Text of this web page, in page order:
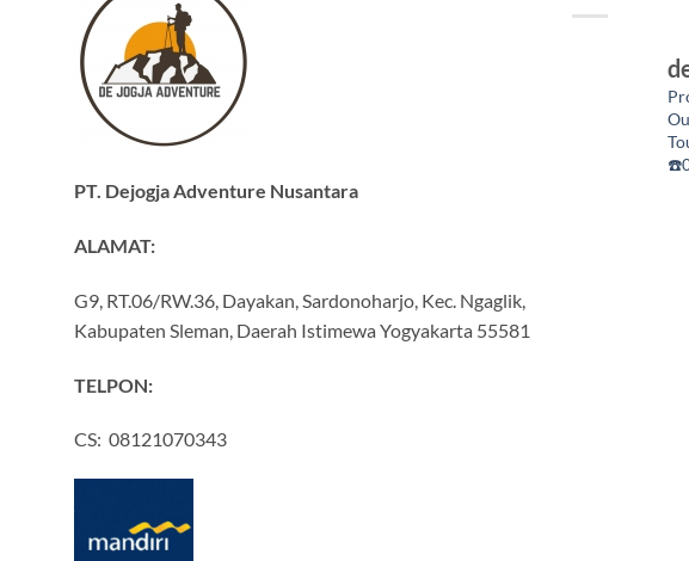
PT. Dejogja Adventure Nusantara
ALAMAT:
G9, RT.06/RW.36, Dayakan, Sardonoharjo, Kec. Ngaglik,
Kabupaten Sleman, Daerah Istimewa Yogyakarta 55581
TELPON:
CS: 08121070343